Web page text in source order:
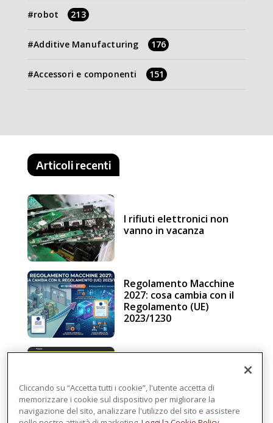
robot 213
Additive Manufacturing 176
Accessori e componenti 151
Articoli recenti
I rifiuti elettronici non
vanno in vacanza
Regolamento Macchine
2027: cosa cambia con il
Regolamento (UE)
2023/1230
intelligenza in cloud
Cliccando su “Accetta tutti i cookie”, l'utente accetta di
memorizzare i cookie sul dispositivo per migliorare la
navigazione del sito, analizzare l'utilizzo del sito e assistere